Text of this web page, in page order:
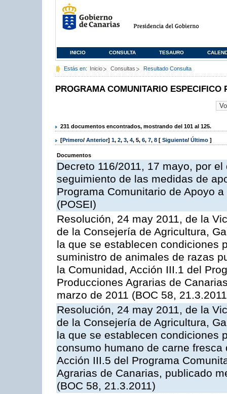
INICIO CONSULTA TESAURO
Estás en: Inicio Consultas Resultado Consulta
PROGRAMA COMUNITARIO ESPECIFICO
231 documentos encontrados, mostrando del 101 al 125.
[Primero/ Anterior] 1, 2, 3, 4, 5, 6, 7, 8 [ Siguiente/ Último ]
Documentos
Decreto 116/2011, 17 mayo, por
seguimiento de las medidas de
Programa Comunitario de Apoyo
(POSEI)
Resolución, 24 may 2011, de la
de la Consejería de Agricultura,
la que se establecen condiciones
suministro de animales de razas
la Comunidad, Acción III.1 del
Producciones Agrarias de
marzo de 2011 (BOC 58,
Resolución, 24 may 2011, de la
de la Consejería de Agricultura,
la que se establecen condiciones
consumo humano de carne
Acción III.5 del Programa
Agrarias de Canarias, publicado
(BOC 58, 21.3.2011)